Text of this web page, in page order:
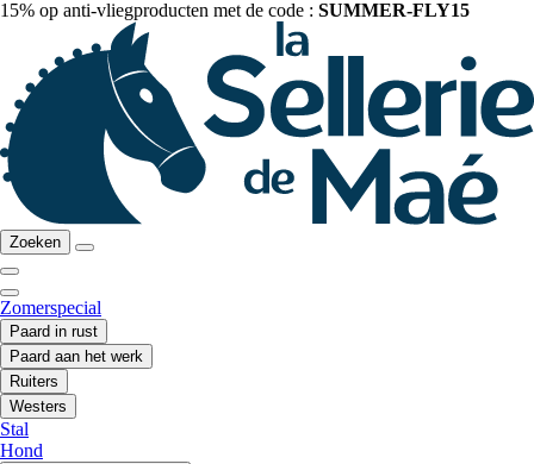
15% op anti-vliegproducten met de code : SUMMER-FLY15
Zoeken
Zomerspecial
Paard in rust
Paard aan het werk
Ruiters
Westers
Stal
Hond